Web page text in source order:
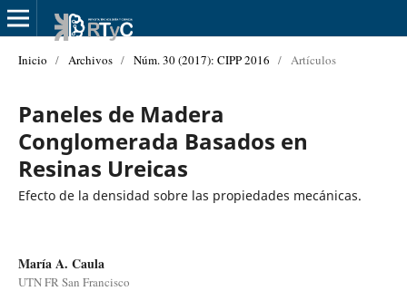
Inicio / Archivos / Núm. 30 (2017): CIPP 2016 / Artículos
Paneles de Madera
Conglomerada Basados en
Resinas Ureicas
Efecto de la densidad sobre las propiedades mecánicas.
María A. Caula
UTN FR San Francisco